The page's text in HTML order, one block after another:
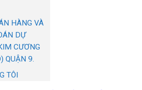
HÀNG VÀ
DỰ
CƯƠNG
QUẬN 9.
TÔI